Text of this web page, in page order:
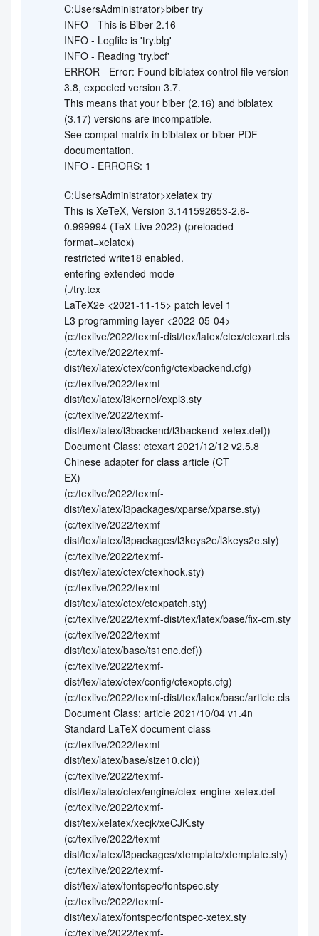
C:UsersAdministrator>biber try
INFO - This is Biber 2.16
INFO - Logfile is 'try.blg'
INFO - Reading 'try.bcf'
ERROR - Error: Found biblatex control file version
3.8, expected version 3.7.
This means that your biber (2.16) and biblatex
(3.17) versions are incompatible.
See compat matrix in biblatex or biber PDF
documentation.
INFO - ERRORS: 1
C:UsersAdministrator>xelatex try
This is XeTeX, Version 3.141592653-2.6-
0.999994 (TeX Live 2022) (preloaded
format=xelatex)
restricted write18 enabled.
entering extended mode
(./try.tex
LaTeX2e <2021-11-15> patch level 1
L3 programming layer <2022-05-04>
(c:/texlive/2022/texmf-dist/tex/latex/ctex/ctexart.cls
(c:/texlive/2022/texmf-
dist/tex/latex/ctex/config/ctexbackend.cfg)
(c:/texlive/2022/texmf-
dist/tex/latex/l3kernel/expl3.sty
(c:/texlive/2022/texmf-
dist/tex/latex/l3backend/l3backend-xetex.def))
Document Class: ctexart 2021/12/12 v2.5.8
Chinese adapter for class article (CT
EX)
(c:/texlive/2022/texmf-
dist/tex/latex/l3packages/xparse/xparse.sty)
(c:/texlive/2022/texmf-
dist/tex/latex/l3packages/l3keys2e/l3keys2e.sty)
(c:/texlive/2022/texmf-
dist/tex/latex/ctex/ctexhook.sty)
(c:/texlive/2022/texmf-
dist/tex/latex/ctex/ctexpatch.sty)
(c:/texlive/2022/texmf-dist/tex/latex/base/fix-cm.sty
(c:/texlive/2022/texmf-
dist/tex/latex/base/ts1enc.def))
(c:/texlive/2022/texmf-
dist/tex/latex/ctex/config/ctexopts.cfg)
(c:/texlive/2022/texmf-dist/tex/latex/base/article.cls
Document Class: article 2021/10/04 v1.4n
Standard LaTeX document class
(c:/texlive/2022/texmf-
dist/tex/latex/base/size10.clo))
(c:/texlive/2022/texmf-
dist/tex/latex/ctex/engine/ctex-engine-xetex.def
(c:/texlive/2022/texmf-
dist/tex/xelatex/xecjk/xeCJK.sty
(c:/texlive/2022/texmf-
dist/tex/latex/l3packages/xtemplate/xtemplate.sty)
(c:/texlive/2022/texmf-
dist/tex/latex/fontspec/fontspec.sty
(c:/texlive/2022/texmf-
dist/tex/latex/fontspec/fontspec-xetex.sty
(c:/texlive/2022/texmf-